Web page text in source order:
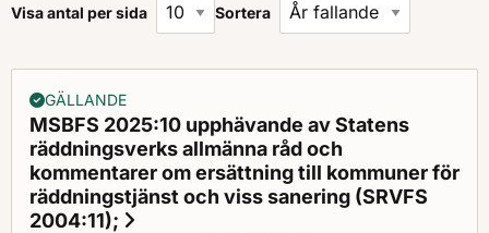
Visa antal per sida Sortera
GÄLLANDE
MSBFS 2025:10 upphävande av Statens
räddningsverks allmänna råd och
kommentarer om ersättning till kommuner för
räddningstjänst och viss sanering (SRVFS
2004:11);